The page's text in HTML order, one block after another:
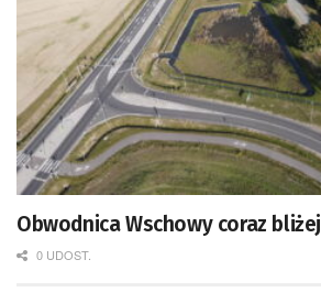
Obwodnica Wschowy coraz bliżej
0 UDOST.